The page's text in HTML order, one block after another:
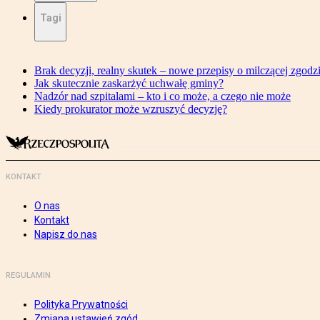
Tagi
Brak decyzji, realny skutek – nowe przepisy o milczącej
Jak skutecznie zaskarżyć uchwałę gminy?
Nadzór nad szpitalami – kto i co może, a czego nie może
Kiedy prokurator może wzruszyć decyzję?
KONTAKT
O nas
Kontakt
Napisz do nas
REGULAMIN
Polityka Prywatności